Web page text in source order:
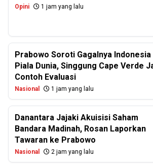
Opini 1 jam yang lalu
Prabowo Soroti Gagalnya Indonesia
Piala Dunia, Singgung Cape Verde
Contoh Evaluasi
Nasional 1 jam yang lalu
Danantara Jajaki Akuisisi Saham
Bandara Madinah, Rosan Laporkan
Tawaran ke Prabowo
Nasional 2 jam yang lalu